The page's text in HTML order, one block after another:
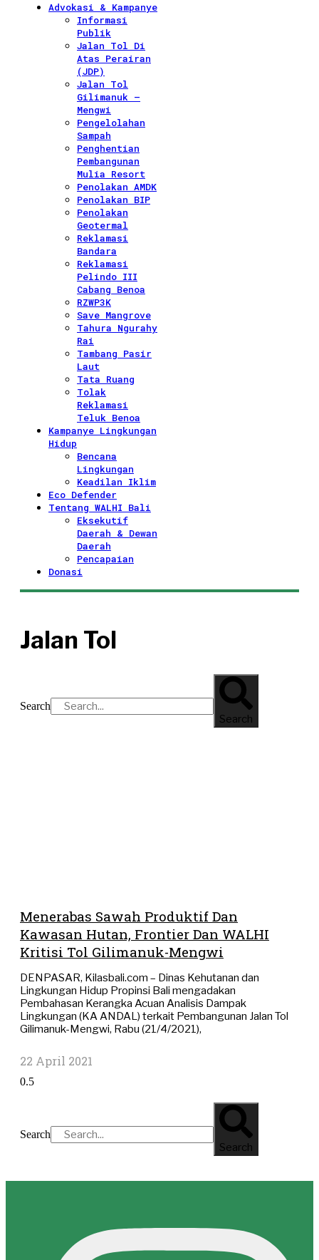
Advokasi & Kampanye
Informasi
Publik
Jalan Tol Di
Atas Perairan
(JDP)
Jalan Tol
Gilimanuk –
Mengwi
Pengelolahan
Sampah
Penghentian
Pembangunan
Mulia Resort
Penolakan AMDK
Penolakan BIP
Penolakan
Geotermal
Reklamasi
Bandara
Reklamasi
Pelindo III
Cabang Benoa
RZWP3K
Save Mangrove
Tahura Ngurahy
Rai
Tambang Pasir
Laut
Tata Ruang
Tolak
Reklamasi
Teluk Benoa
Kampanye Lingkungan
Hidup
Bencana
Lingkungan
Keadilan Iklim
Eco Defender
Tentang WALHI Bali
Eksekutif
Daerah & Dewan
Daerah
Pencapaian
Donasi
Jalan Tol
Search
Search
Menerabas Sawah Produktif Dan
Kawasan Hutan, Frontier Dan WALHI
Kritisi Tol Gilimanuk-Mengwi
DENPASAR, Kilasbali.com – Dinas Kehutanan dan
Lingkungan Hidup Propinsi Bali mengadakan
Pembahasan Kerangka Acuan Analisis Dampak
Lingkungan (KA ANDAL) terkait Pembangunan Jalan Tol
Gilimanuk-Mengwi, Rabu (21/4/2021),
22 April 2021
Search
Search